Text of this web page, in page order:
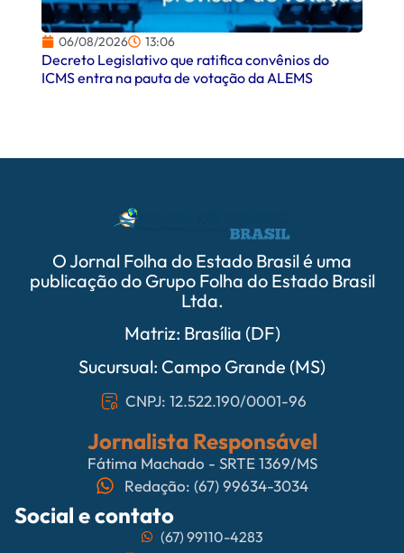
06/08/2026 13:06
Decreto Legislativo que ratifica convênios do
ICMS entra na pauta de votação da ALEMS
O Jornal Folha do Estado Brasil é uma
publicação do Grupo Folha do Estado Brasil
Ltda.
Matriz: Brasília (DF)
Sucursual: Campo Grande (MS)
CNPJ: 12.522.190/0001-96
Jornalista Responsável
Fátima Machado - SRTE 1369/MS
Redação: (67) 99634-3034
Social e contato
(67) 99110-4283